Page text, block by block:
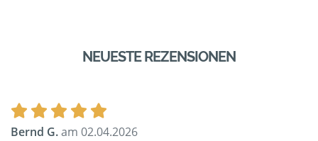
NEUESTE REZENSIONEN
Bernd G.am 02.04.2026